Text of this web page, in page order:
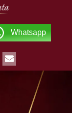
Whatsapp